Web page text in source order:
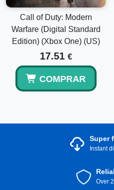
Call of Duty: Modern
Warfare (Digital Standard
Edition) (Xbox One) (US)
17.51 €
COMPRAR
Super
Instant
Over